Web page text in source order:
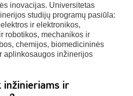
inovacijas. Universitetas
studijų programų pasiūla:
ir elektronikos,
robotikos, mechanikos ir
chemijos, biomedicininės
aplinkosaugos inžinerijos
inžinieriams ir